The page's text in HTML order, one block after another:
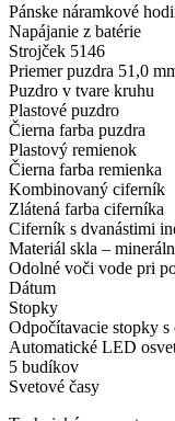
Pánske náramkové
Napájanie z batérie
Strojček 5146
Priemer puzdra 51,0
Puzdro v tvare kruhu
Plastové puzdro
Čierna farba puzdra
Plastový remienok
Čierna farba remienka
Kombinovaný ciferník
Zlátená farba ciferníka
Ciferník s dvanástimi
Materiál skla –
Odolné voči vode pri
Dátum
Stopky
Odpočítavacie stopky
Automatické LED
5 budíkov
Svetové časy